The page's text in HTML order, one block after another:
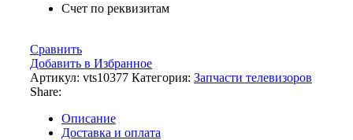
Счет по реквизитам
Сравнить
Добавить в Избранное
Артикул: vts10377 Категория: Запчасти телевизоров
Share:
Описание
Доставка и оплата